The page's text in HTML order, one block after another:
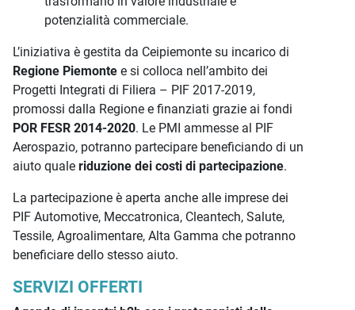
potenzialità commerciale.
L’iniziativa è gestita da Ceipiemonte su incarico di
Regione Piemonte e si colloca nell’ambito dei
Progetti Integrati di Filiera – PIF 2017-2019,
promossi dalla Regione e finanziati grazie ai fondi
POR FESR 2014-2020. Le PMI ammesse al PIF
Aerospazio, potranno partecipare beneficiando di un
aiuto quale riduzione dei costi di partecipazione.
La partecipazione è aperta anche alle imprese dei
PIF Automotive, Meccatronica, Cleantech, Salute,
Tessile, Agroalimentare, Alta Gamma che potranno
beneficiare dello stesso aiuto.
SERVIZI OFFERTI